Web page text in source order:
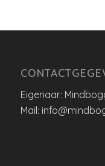
Eigenaar:
Mail: